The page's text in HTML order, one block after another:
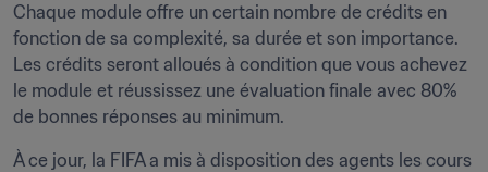
Chaque module offre un certain nombre de crédits en
fonction de sa complexité, sa durée et son importance.
Les crédits seront alloués à condition que vous achevez
le module et réussissez une évaluation finale avec 80%
de bonnes réponses au minimum.
À ce jour, la FIFA a mis à disposition des agents les cours